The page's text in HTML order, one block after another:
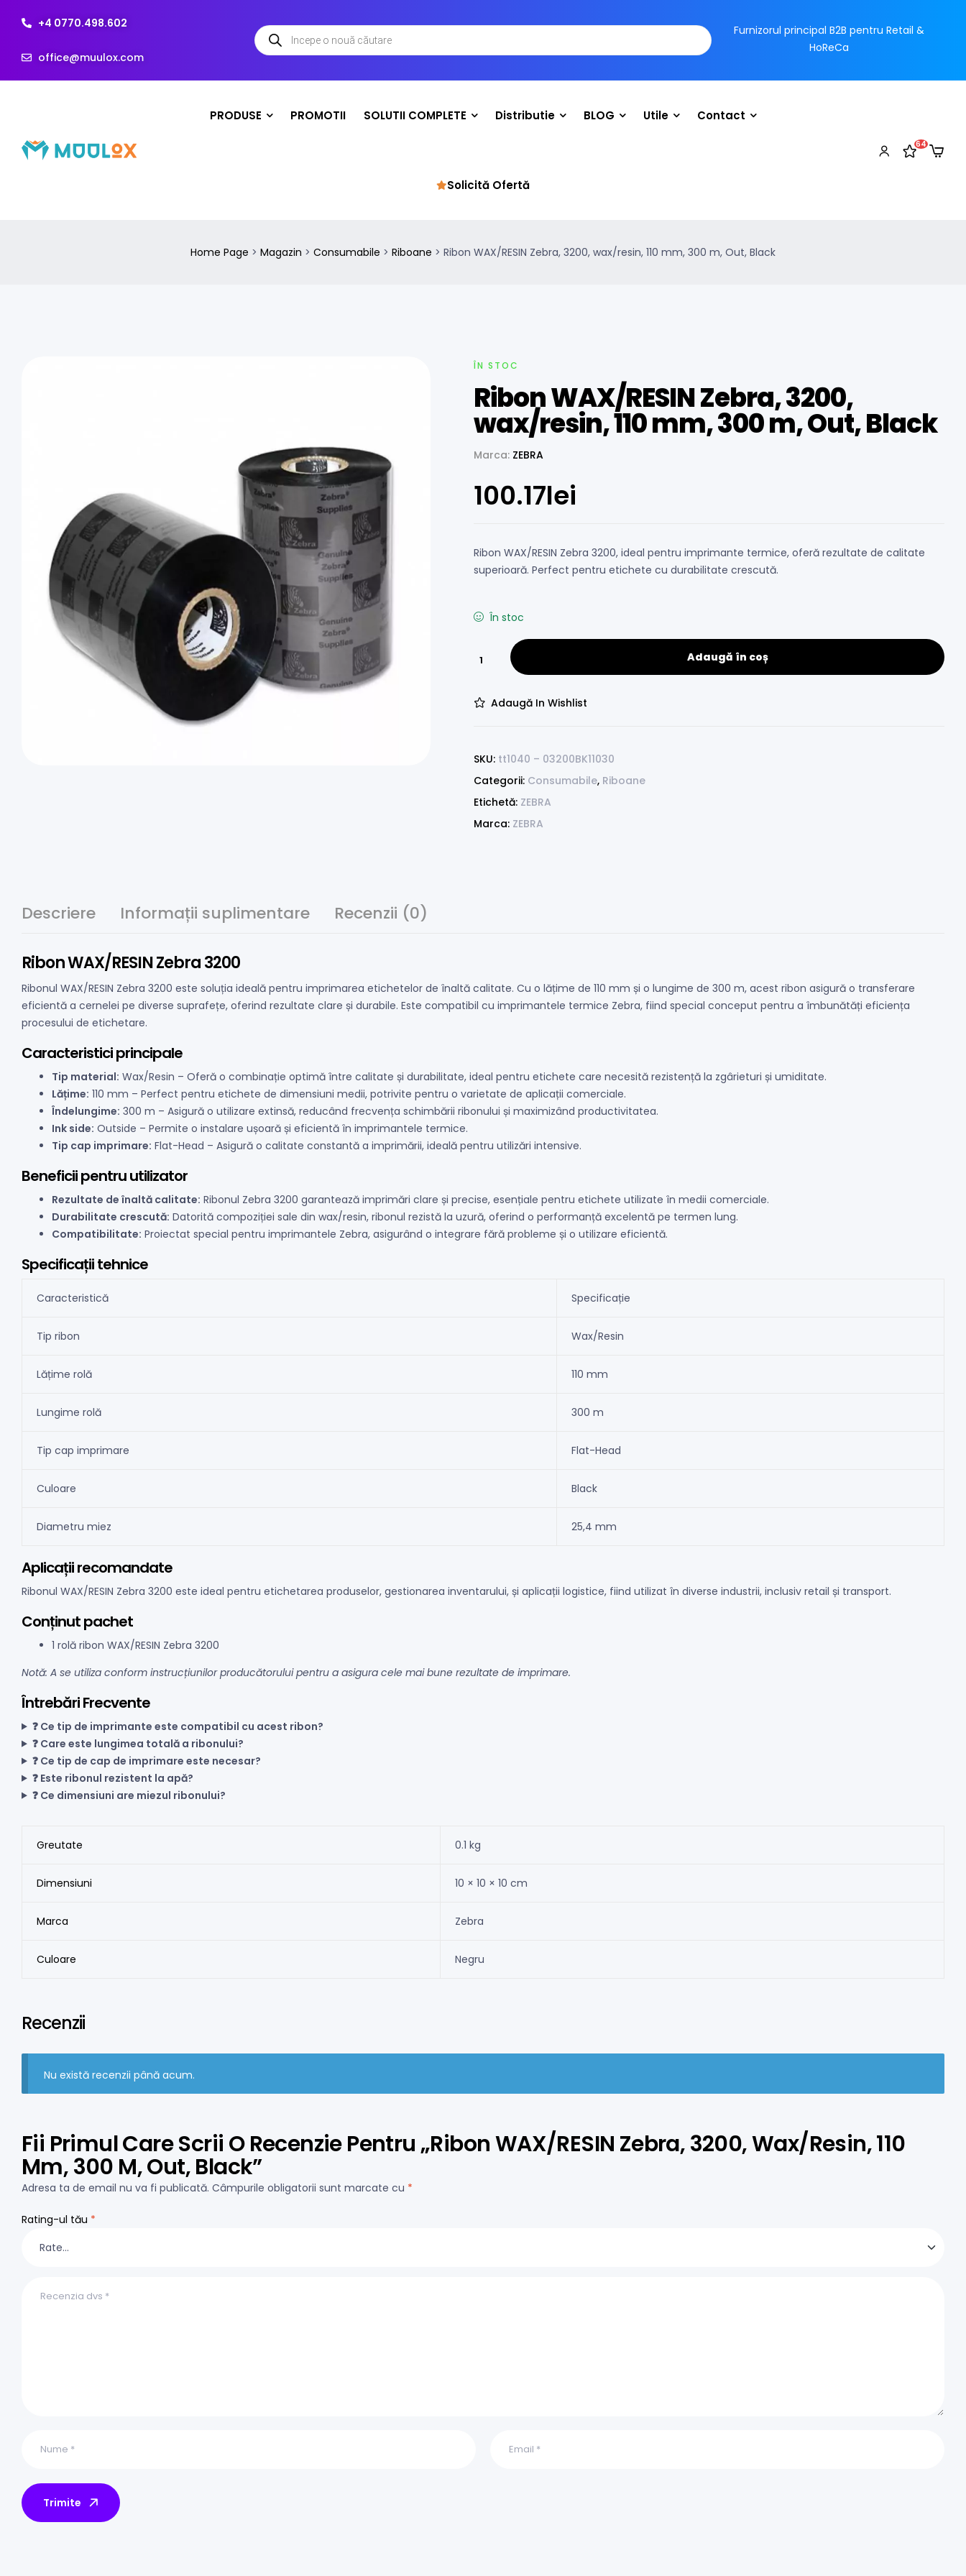
+4 0770.498.602
office@muulox.com
Furnizorul principal B2B pentru Retail &
HoReCa
PRODUSE PROMOTII SOLUTII COMPLETE Distributie BLOG Utile Contact
Solicită Ofertă
64
Home Page > Magazin > Consumabile > Riboane > Ribon WAX/RESIN Zebra, 3200, wax/resin, 110 mm, 300 m, Out, Black
ÎN STOC
Ribon WAX/RESIN Zebra, 3200,
wax/resin, 110 mm, 300 m, Out, Black
Marca: ZEBRA
100.17lei
Ribon WAX/RESIN Zebra 3200, ideal pentru imprimante termice, oferă rezultate de calitate
superioară. Perfect pentru etichete cu durabilitate crescută.
În stoc
Adaugă în coș
Adaugă In Wishlist
SKU: tt1040 – 03200BK11030
Categorii: Consumabile, Riboane
Etichetă: ZEBRA
Marca: ZEBRA
Descriere Informații suplimentare Recenzii (0)
Ribon WAX/RESIN Zebra 3200
Ribonul WAX/RESIN Zebra 3200 este soluția ideală pentru imprimarea etichetelor de înaltă calitate. Cu o lățime de 110 mm și o lungime de 300 m, acest ribon asigură o transferare
eficientă a cernelei pe diverse suprafețe, oferind rezultate clare și durabile. Este compatibil cu imprimantele termice Zebra, fiind special conceput pentru a îmbunătăți eficiența
procesului de etichetare.
Caracteristici principale
Tip material: Wax/Resin – Oferă o combinație optimă între calitate și durabilitate, ideal pentru etichete care necesită rezistență la zgârieturi și umiditate.
Lățime: 110 mm – Perfect pentru etichete de dimensiuni medii, potrivite pentru o varietate de aplicații comerciale.
Îndelungime: 300 m – Asigură o utilizare extinsă, reducând frecvența schimbării ribonului și maximizând productivitatea.
Ink side: Outside – Permite o instalare ușoară și eficientă în imprimantele termice.
Tip cap imprimare: Flat-Head – Asigură o calitate constantă a imprimării, ideală pentru utilizări intensive.
Beneficii pentru utilizator
Rezultate de înaltă calitate: Ribonul Zebra 3200 garantează imprimări clare și precise, esențiale pentru etichete utilizate în medii comerciale.
Durabilitate crescută: Datorită compoziției sale din wax/resin, ribonul rezistă la uzură, oferind o performanță excelentă pe termen lung.
Compatibilitate: Proiectat special pentru imprimantele Zebra, asigurând o integrare fără probleme și o utilizare eficientă.
Specificații tehnice
Caracteristică Specificație
Tip ribon Wax/Resin
Lățime rolă 110 mm
Lungime rolă 300 m
Tip cap imprimare Flat-Head
Culoare Black
Diametru miez 25,4 mm
Aplicații recomandate
Ribonul WAX/RESIN Zebra 3200 este ideal pentru etichetarea produselor, gestionarea inventarului, și aplicații logistice, fiind utilizat în diverse industrii, inclusiv retail și transport.
Conținut pachet
1 rolă ribon WAX/RESIN Zebra 3200
Notă: A se utiliza conform instrucțiunilor producătorului pentru a asigura cele mai bune rezultate de imprimare.
Întrebări Frecvente
❓ Ce tip de imprimante este compatibil cu acest ribon?
❓ Care este lungimea totală a ribonului?
❓ Ce tip de cap de imprimare este necesar?
❓ Este ribonul rezistent la apă?
❓ Ce dimensiuni are miezul ribonului?
Greutate 0.1 kg
Dimensiuni 10 × 10 × 10 cm
Marca Zebra
Culoare Negru
Recenzii
Nu există recenzii până acum.
Fii Primul Care Scrii O Recenzie Pentru „Ribon WAX/RESIN Zebra, 3200, Wax/resin, 110
Mm, 300 M, Out, Black”
Adresa ta de email nu va fi publicată. Câmpurile obligatorii sunt marcate cu *
Rating-ul tău *
Trimite